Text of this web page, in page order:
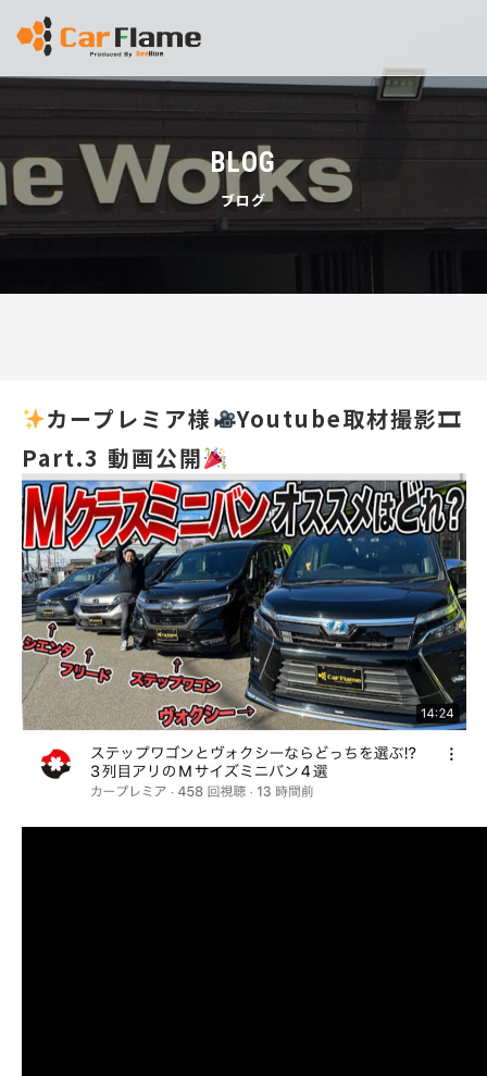
BLOG
ブログ
カープレミア様
Youtube取材撮影🎞
Part.3 動画公開